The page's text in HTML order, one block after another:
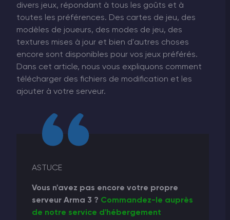
divers jeux, répondant à tous les goûts et à
toutes les préférences. Des cartes de jeu, des
modèles de joueurs, des modes de jeu, des
textures mises à jour et bien d'autres choses
encore sont disponibles pour vos jeux préférés.
Dans cet article, nous vous expliquons comment
télécharger des fichiers de modification et les
ajouter à votre serveur.
ASTUCE
Vous n'avez pas encore votre propre
serveur Arma 3 ? Commandez-le auprès
de notre service d'hébergement